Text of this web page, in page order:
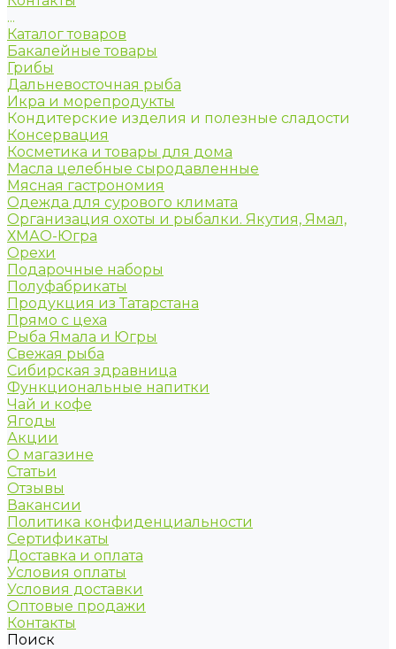
...
Каталог товаров
Бакалейные товары
Грибы
Дальневосточная рыба
Икра и морепродукты
Кондитерские изделия и полезные сладости
Консервация
Косметика и товары для дома
Масла целебные сыродавленные
Мясная гастрономия
Одежда для сурового климата
Организация охоты и рыбалки. Якутия, Ямал,
ХМАО-Югра
Орехи
Подарочные наборы
Полуфабрикаты
Продукция из Татарстана
Прямо с цеха
Рыба Ямала и Югры
Свежая рыба
Сибирская здравница
Функциональные напитки
Чай и кофе
Ягоды
Акции
О магазине
Статьи
Отзывы
Вакансии
Политика конфиденциальности
Сертификаты
Доставка и оплата
Условия оплаты
Условия доставки
Оптовые продажи
Контакты
Поиск